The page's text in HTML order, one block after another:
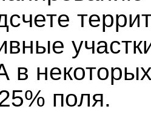
некоторых
поля.